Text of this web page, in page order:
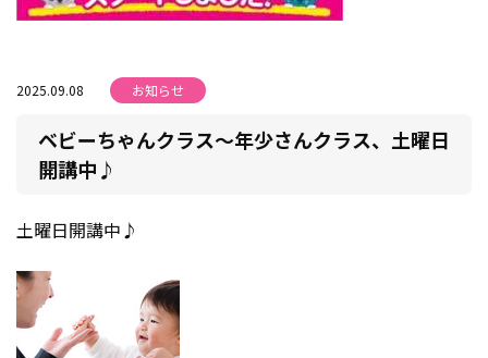
2025.09.08 お知らせ
ベビーちゃんクラス～年少さんクラス、土曜日
開講中♪
土曜日開講中♪